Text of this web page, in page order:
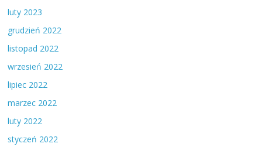
luty 2023
grudzień 2022
listopad 2022
wrzesień 2022
lipiec 2022
marzec 2022
luty 2022
styczeń 2022